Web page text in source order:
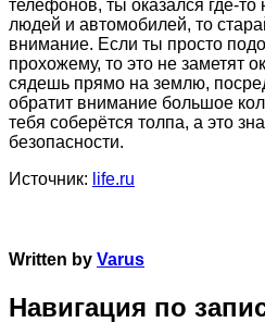
телефонов, ты оказался где-то
людей и автомобилей, то
внимание. Если ты просто
прохожему, то это не заметят
сядешь прямо на землю,
обратит внимание большое
тебя соберётся толпа, а это
безопасности.
Источник: life.ru
Written by Varus
Навигация по